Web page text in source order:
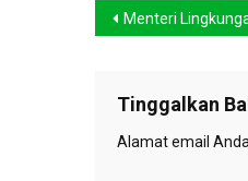
Navigasi
Menteri Lingkungan Hidup dan Kehutanan Disebut-
Tinggalkan
Alamat email